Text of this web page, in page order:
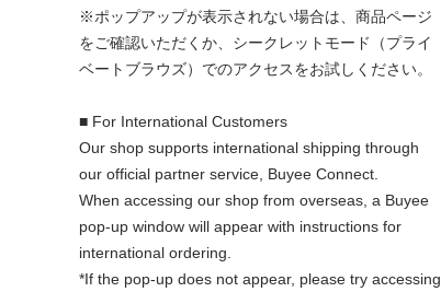
※ポップアップが表示されない場合は、商品ページ
をご確認いただくか、シークレットモード（プライ
ベートブラウズ）でのアクセスをお試しください。
■ For International Customers
Our shop supports international shipping through
our official partner service, Buyee Connect.
When accessing our shop from overseas, a Buyee
pop-up window will appear with instructions for
international ordering.
*If the pop-up does not appear, please try accessing